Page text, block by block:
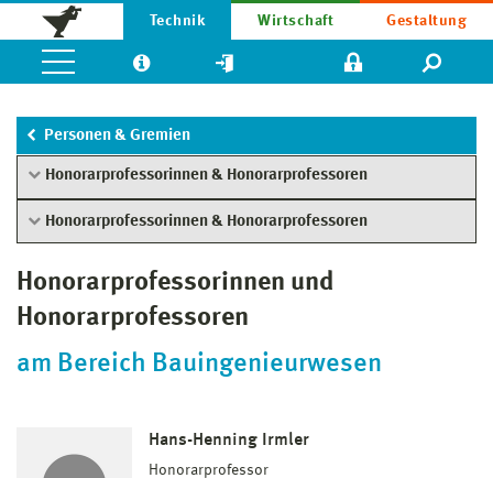
Technik Wirtschaft Gestaltung
Personen & Gremien
Honorarprofessorinnen & Honorarprofessoren
Honorarprofessorinnen & Honorarprofessoren
Honorarprofessorinnen und
Honorarprofessoren
am Bereich Bauingenieurwesen
Hans-Henning Irmler
Honorarprofessor